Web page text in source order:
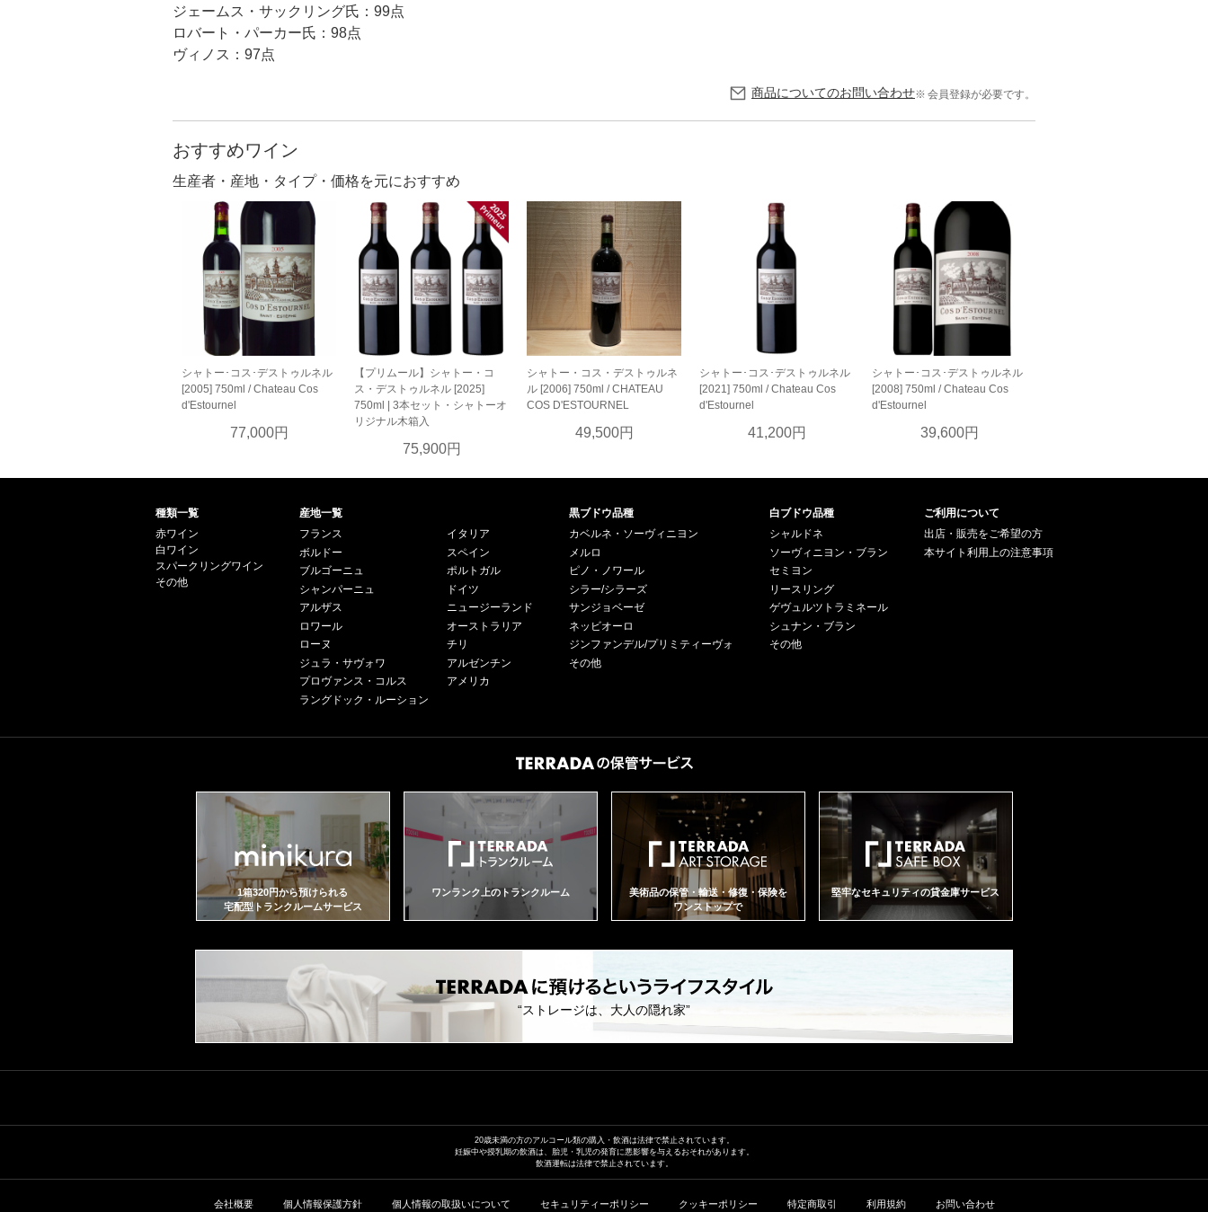
ジェームス・サックリング氏：99点
ロバート・パーカー氏：98点
ヴィノス：97点
商品についてのお問い合わせ 会員登録が必要です。
おすすめワイン
生産者・産地・タイプ・価格を元におすすめ
シャトー･コス･デストゥルネル
[2005] 750ml / Chateau Cos
d'Estournel
77,000円
【プリムール】シャトー・コ
ス・デストゥルネル [2025]
750ml | 3本セット・シャトーオ
リジナル木箱入
75,900円
シャトー・コス・デストゥルネ
ル [2006] 750ml / CHATEAU
COS D'ESTOURNEL
49,500円
シャトー･コス･デストゥルネル
[2021] 750ml / Chateau Cos
d'Estournel
41,200円
シャトー･コス･デストゥルネル
[2008] 750ml / Chateau Cos
d'Estournel
39,600円
種類一覧
赤ワイン
白ワイン
スパークリングワイン
その他
産地一覧
フランス
ボルドー
ブルゴーニュ
シャンパーニュ
アルザス
ロワール
ローヌ
ジュラ・サヴォワ
プロヴァンス・コルス
ラングドック・ルーション
イタリア
スペイン
ポルトガル
ドイツ
ニュージーランド
オーストラリア
チリ
アルゼンチン
アメリカ
黒ブドウ品種
カベルネ・ソーヴィニヨン
メルロ
ピノ・ノワール
シラー/シラーズ
サンジョベーゼ
ネッビオーロ
ジンファンデル/プリミティーヴォ
その他
白ブドウ品種
シャルドネ
ソーヴィニヨン・ブラン
セミヨン
リースリング
ゲヴュルツトラミネール
シュナン・ブラン
その他
ご利用について
出店・販売をご希望の方
本サイト利用上の注意事項
1箱320円から預けられる
宅配型トランクルームサービス
ワンランク上のトランクルーム
美術品の保管・輸送・修復・保険を
ワンストップで
堅牢なセキュリティの貸金庫サービス
“ストレージは、大人の隠れ家”
20歳未満の方のアルコール類の購入・飲酒は法律で禁止されています。
妊娠中や授乳期の飲酒は、胎児・乳児の発育に悪影響を与えるおそれがあります。
飲酒運転は法律で禁止されています。
会社概要 個人情報保護方針 個人情報の取扱いについて セキュリティーポリシー クッキーポリシー 特定商取引 利用規約 お問い合わせ